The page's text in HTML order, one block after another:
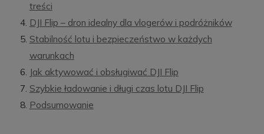
treści
DJI Flip – dron idealny dla vlogerów i podróżników
Stabilność lotu i bezpieczeństwo w każdych
warunkach
Jak aktywować i obsługiwać DJI Flip
Szybkie ładowanie i długi czas lotu DJI Flip
Podsumowanie